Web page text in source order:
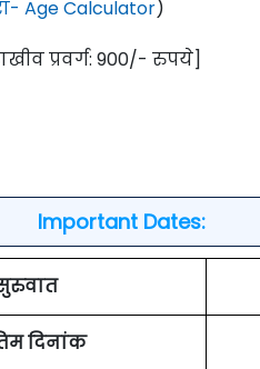
Age Calculator)
प्रवर्ग: 900/- रुपये]
Important Dates:
दिनांक